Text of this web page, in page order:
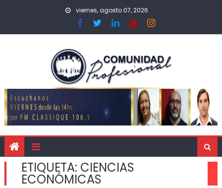
viernes, agosto 07, 2026
ETIQUETA: CIENCIAS
ECONÓMICAS